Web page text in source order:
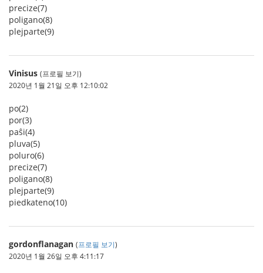
precize(7)
poligano(8)
plejparte(9)
Vinisus (프로필 보기)
2020년 1월 21일 오후 12:10:02
po(2)
por(3)
paŝi(4)
pluva(5)
poluro(6)
precize(7)
poligano(8)
plejparte(9)
piedkateno(10)
gordonflanagan (프로필 보기)
2020년 1월 26일 오후 4:11:17